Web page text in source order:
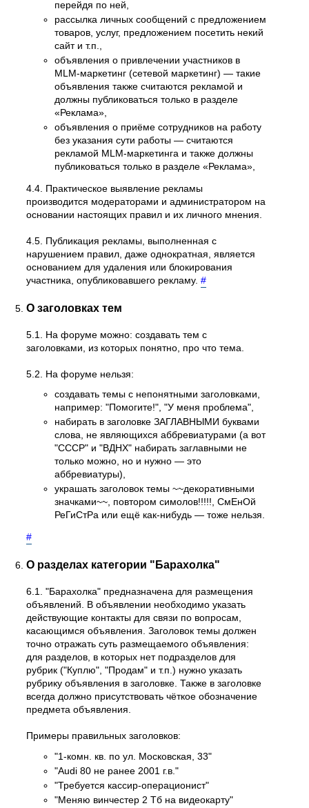
перейдя по ней,
рассылка личных сообщений с предложением
товаров, услуг, предложением посетить некий
сайт и т.п.,
объявления о привлечении участников в
MLM-маркетинг (сетевой маркетинг) — такие
объявления также считаются рекламой и
должны публиковаться только в разделе
«Реклама»,
объявления о приёме сотрудников на работу
без указания сути работы — считаются
рекламой MLM-маркетинга и также должны
публиковаться только в разделе «Реклама»,
4.4. Практическое выявление рекламы
производится модераторами и администратором на
основании настоящих правил и их личного мнения.
4.5. Публикация рекламы, выполненная с
нарушением правил, даже однократная, является
основанием для удаления или блокирования
участника, опубликовавшего рекламу.#
О заголовках тем
5.1. На форуме можно: создавать тем с
заголовками, из которых понятно, про что тема.
5.2. На форуме нельзя:
создавать темы с непонятными заголовками,
например: "Помогите!", "У меня проблема",
набирать в заголовке ЗАГЛАВНЫМИ буквами
слова, не являющихся аббревиатурами (а вот
"СССР" и "ВДНХ" набирать заглавными не
только можно, но и нужно — это
аббревиатуры),
украшать заголовок темы ~~декоративными
значками~~, повтором симолов!!!!!, СмЕнОй
РеГиСтРа или ещё как-нибудь — тоже нельзя.
#
О разделах категории "Барахолка"
6.1. "Барахолка" предназначена для размещения
объявлений. В объявлении необходимо указать
действующие контакты для связи по вопросам,
касающимся объявления. Заголовок темы должен
точно отражать суть размещаемого объявления:
для разделов, в которых нет подразделов для
рубрик ("Куплю", "Продам" и т.п.) нужно указать
рубрику объявления в заголовке. Также в заголовке
всегда должно присутствовать чёткое обозначение
предмета объявления.
Примеры правильных заголовков:
"1-комн. кв. по ул. Московская, 33"
"Audi 80 не ранее 2001 г.в."
"Требуется кассир-операционист"
"Меняю винчестер 2 Тб на видеокарту"